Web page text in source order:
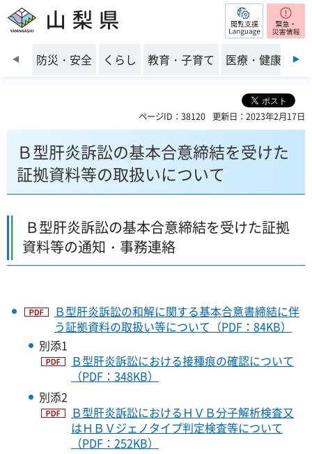
山梨県 閲覧支援
前のスライドを表示
防災・安全 くらし 教育・子育て 医療・健康・福
ページID：38120 更新日：2023年2月17日
Ｂ型肝炎訴訟の基本合意締結を受けた
証拠資料等の取扱いについて
Ｂ型肝炎訴訟の基本合意締結を受けた証拠
資料等の通知・事務連絡
Ｂ型肝炎訴訟の和解に関する基本合意書締結に伴
う証拠資料の取扱い等について（PDF：84KB）
別添1
Ｂ型肝炎訴訟における接種痕の確認について
（PDF：348KB）
別添2
Ｂ型肝炎訴訟におけるＨＶＢ分子解析検査又
はＨＢＶジェノタイプ判定検査等について
（PDF：252KB）